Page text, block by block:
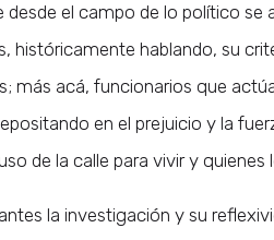
desde el campo de lo político
históricamente hablando, su
más acá, funcionarios que
en el prejuicio y la
de la calle para vivir y
la investigación y su